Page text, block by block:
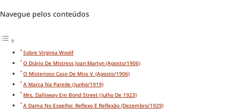
Navegue pelos conteúdos
Sobre Virginia Woolf
O Diário De Mistress Joan Martyn (agosto/1906)
O Misterioso Caso De Miss V. (agosto/1906)
A Marca Na Parede (junho/1919)
Mrs. Dalloway Em Bond Street (julho De 1923)
A Dama No Espelho: Reflexo E Reflexão (dezembro/1929)